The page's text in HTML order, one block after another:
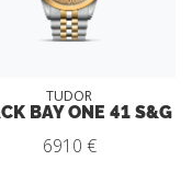
TUDOR
BAY ONE 41 S&G
6910 €